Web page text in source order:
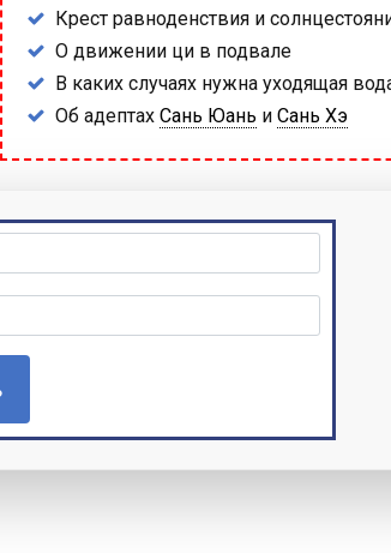
Крест равноденствия и
О движении ци в подвале
В каких случаях нужна уходящая
Об адептах Сань Юань и Сань Хэ